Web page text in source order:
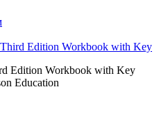
Edition Workbook with Key